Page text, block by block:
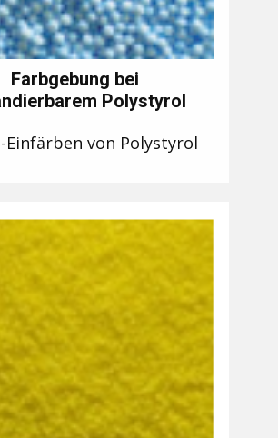
Farbgebung bei
Polystyrol
Einfärben von Polystyrol